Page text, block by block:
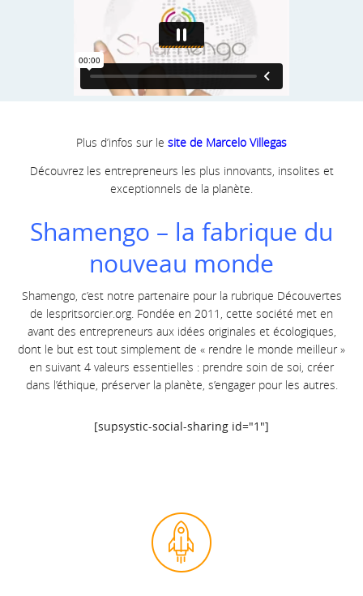
Plus d’infos sur le site de Marcelo Villegas
Découvrez les entrepreneurs les plus innovants, insolites et
exceptionnels de la planète.
Shamengo – la fabrique du
nouveau monde
Shamengo, c’est notre partenaire pour la rubrique Découvertes
de lespritsorcier.org. Fondée en 2011, cette société met en
avant des entrepreneurs aux idées originales et écologiques,
dont le but est tout simplement de « rendre le monde meilleur »
en suivant 4 valeurs essentielles : prendre soin de soi, créer
dans l’éthique, préserver la planète, s’engager pour les autres.
[supsystic-social-sharing id="1"]